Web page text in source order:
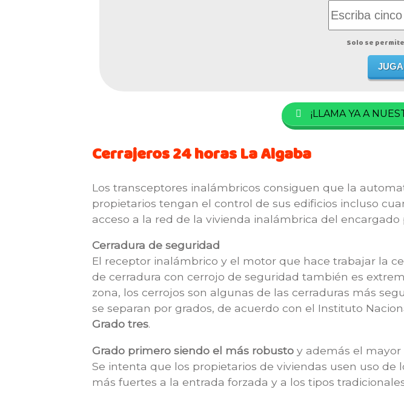
Solo se
¡LLAMA YA A
Cerrajeros 24 horas La Algaba
Los transceptores inalámbricos consiguen que la
propietarios tengan el control de sus edificios incluso
acceso a la red de la vivienda inalámbrica del
Cerradura de seguridad
El receptor inalámbrico y el motor que hace trabajar la
de cerradura con cerrojo de seguridad también es
zona, los cerrojos son algunas de las cerraduras más
se separan por grados, de acuerdo con el Instituto
Grado tres.
Grado primero siendo el más robusto y además el
Se intenta que los propietarios de viviendas usen uso
más fuertes a la entrada forzada y a los tipos